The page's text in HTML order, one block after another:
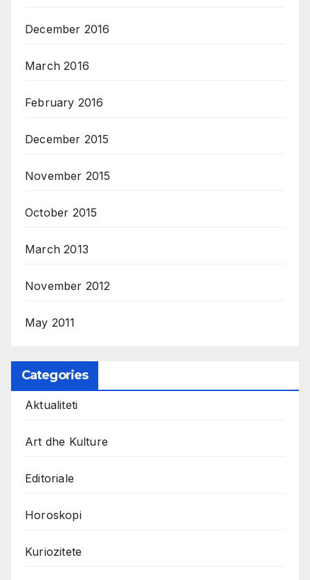
December 2016
March 2016
February 2016
December 2015
November 2015
October 2015
March 2013
November 2012
May 2011
Categories
Aktualiteti
Art dhe Kulture
Editoriale
Horoskopi
Kuriozitete